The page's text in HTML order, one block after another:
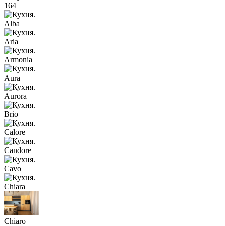
164
Alba
Aria
Armonia
Aura
Aurora
Brio
Calore
Candore
Cavo
Chiara
Chiaro